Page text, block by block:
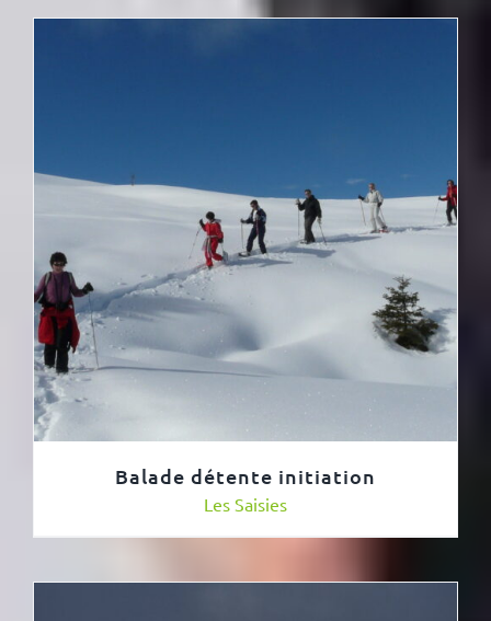
Balade détente initiation
Les Saisies